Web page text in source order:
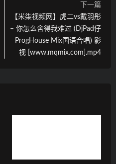
下一篇
【米柒视频网】虎二vs戴羽彤
– 你怎么舍得我难过 (DjPad仔
ProgHouse Mix国语合唱) 影
视 [www.mqmix.com].mp4